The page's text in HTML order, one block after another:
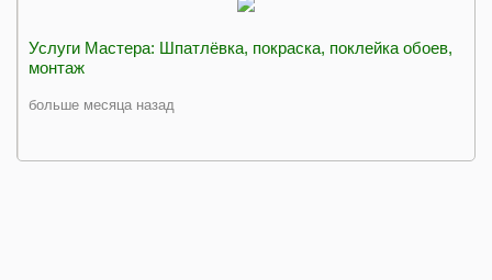
Услуги Мастера: Шпатлёвка, покраска, поклейка обоев,
монтаж
больше месяца назад